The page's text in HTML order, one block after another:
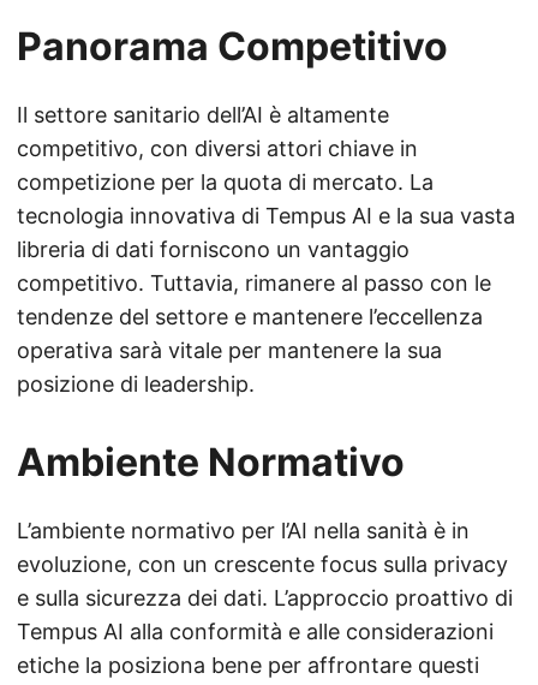
Panorama Competitivo
Il settore sanitario dell’AI è altamente
competitivo, con diversi attori chiave in
competizione per la quota di mercato. La
tecnologia innovativa di Tempus AI e la sua vasta
libreria di dati forniscono un vantaggio
competitivo. Tuttavia, rimanere al passo con le
tendenze del settore e mantenere l’eccellenza
operativa sarà vitale per mantenere la sua
posizione di leadership.
Ambiente Normativo
L’ambiente normativo per l’AI nella sanità è in
evoluzione, con un crescente focus sulla privacy
e sulla sicurezza dei dati. L’approccio proattivo di
Tempus AI alla conformità e alle considerazioni
etiche la posiziona bene per affrontare questi